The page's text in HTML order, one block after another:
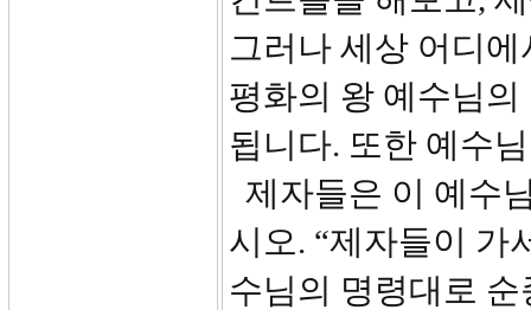
그러나 세상 어디
평화의 왕 예수님
됩니다. 또한 예수
제자들은 이 예수
시오. “제자들이 가
수님의 명령대로